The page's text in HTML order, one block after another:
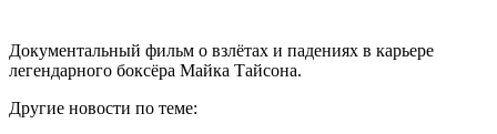
Документальный фильм о взлётах и падениях в карьере
легендарного боксёра Майка Тайсона.
Другие новости по теме: